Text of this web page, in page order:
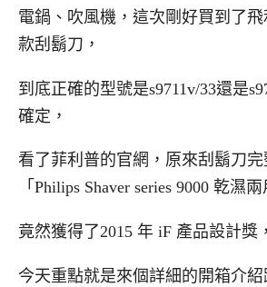
電鍋、吹風機，這次剛好買到了
款刮鬍刀，
到底正確的型號是s9711v/33還是
確定，
看了菲利普的官網，原來刮鬍刀
「Philips Shaver series 9000 乾濕兩
竟然獲得了2015 年 iF 產品設計獎，
今天重點就是來個詳細的開箱介紹